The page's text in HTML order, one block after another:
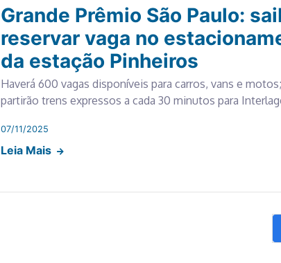
Grande Prêmio São Paulo:
reservar vaga no
da estação Pinheiros
Haverá 600 vagas disponíveis para carros, vans e
partirão trens expressos a cada 30 minutos para
07/11/2025
Leia Mais